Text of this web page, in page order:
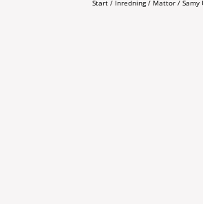
Start / Inredning/ Mattor / Samy